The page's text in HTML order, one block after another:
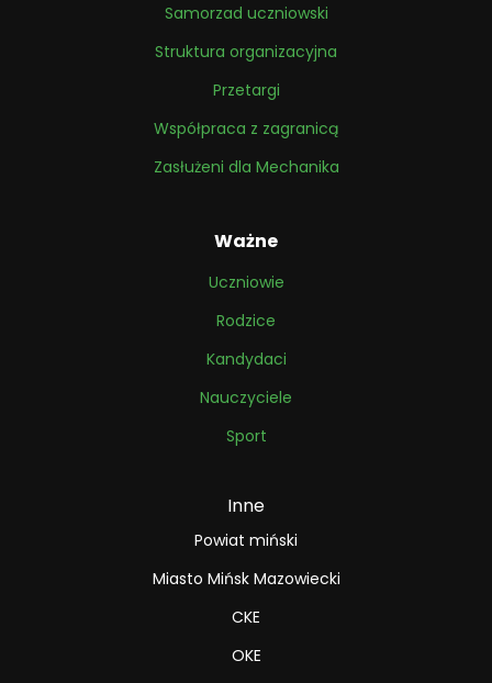
Samorzad uczniowski
Struktura organizacyjna
Przetargi
Współpraca z zagranicą
Zasłużeni dla Mechanika
Ważne
Uczniowie
Rodzice
Kandydaci
Nauczyciele
Sport
Inne
Powiat miński
Miasto Mińsk Mazowiecki
CKE
OKE